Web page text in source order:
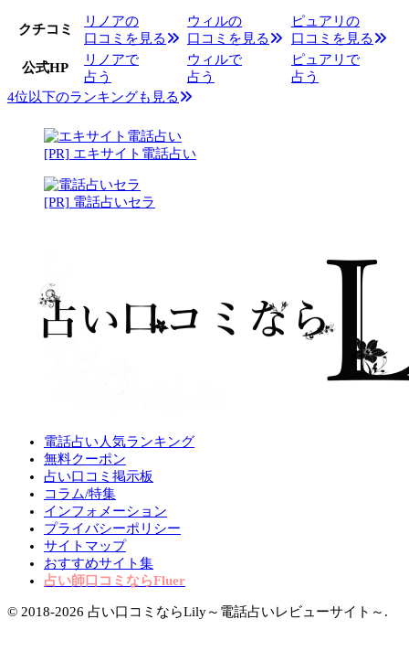
クチコミ
リノアの
口コミを見る
ウィルの
口コミを見る
ピュアリの
口コミを見る
公式HP
リノアで
占う
ウィルで
占う
ピュアリで
占う
4位以下のランキングも見る
[PR] エキサイト電話占い
[PR] 電話占いセラ
電話占い人気ランキング
無料クーポン
占い口コミ掲示板
コラム/特集
インフォメーション
プライバシーポリシー
サイトマップ
おすすめサイト集
占い師口コミならFluer
© 2018-2026 占い口コミならLily～電話占いレビューサイト～.